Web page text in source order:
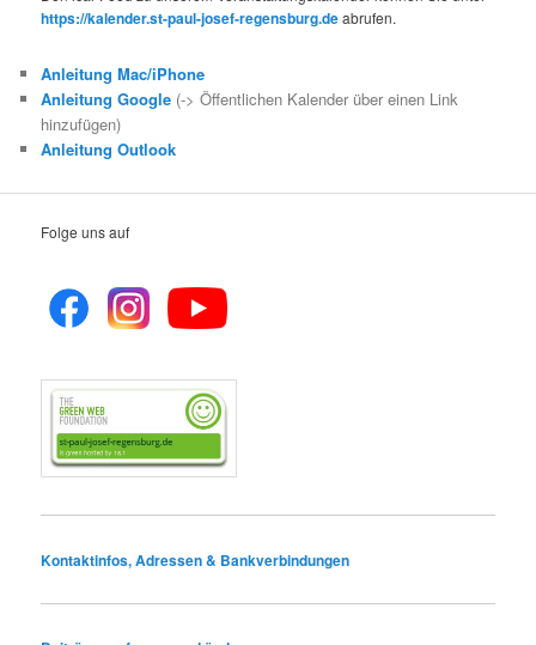
https://kalender.st-paul-josef-regensburg.deabrufen.
Anleitung Mac/iPhone
Anleitung Google (-> Öffentlichen Kalender über einen Link
hinzufügen)
Anleitung Outlook
Folge uns auf
Kontaktinfos, Adressen & Bankverbindungen